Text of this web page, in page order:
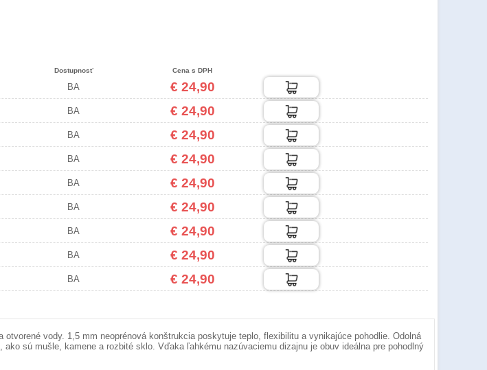
Dostupnosť Cena s DPH
BA € 24,90
BA € 24,90
BA € 24,90
BA € 24,90
BA € 24,90
BA € 24,90
BA € 24,90
BA € 24,90
BA € 24,90
otvorené vody. 1,5 mm neoprénová konštrukcia poskytuje teplo, flexibilitu a vynikajúce pohodlie. Odolná
sú mušle, kamene a rozbité sklo. Vďaka ľahkému nazúvaciemu dizajnu je obuv ideálna pre pohodlný